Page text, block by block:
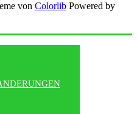
von Colorlib Powered by